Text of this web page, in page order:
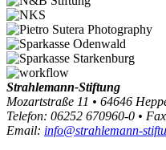
Strahlemann-Stiftung
Mozartstraße 11 • 64646
Telefon: 06252 670960-0 •
Email: info@strahlemann-